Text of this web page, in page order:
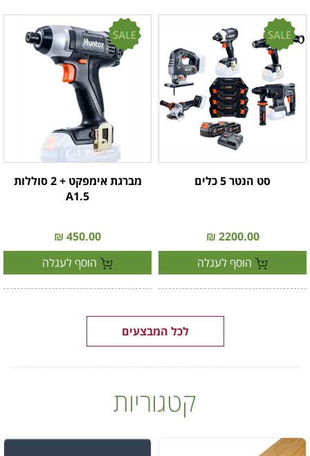
סט הנטר 5 כלים
2200.00 ₪
הוסף לעגלה
מברגת אימפקט + 2 סוללות
A1.5
450.00 ₪
הוסף לעגלה
לכל המבצעים
קטגוריות